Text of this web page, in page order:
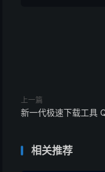
上一篇
新一代极速下载工具
相关推荐